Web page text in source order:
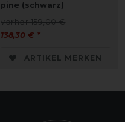
pine (schwarz)
vorher 159,00 €
138,30 € *
ARTIKEL MERKEN